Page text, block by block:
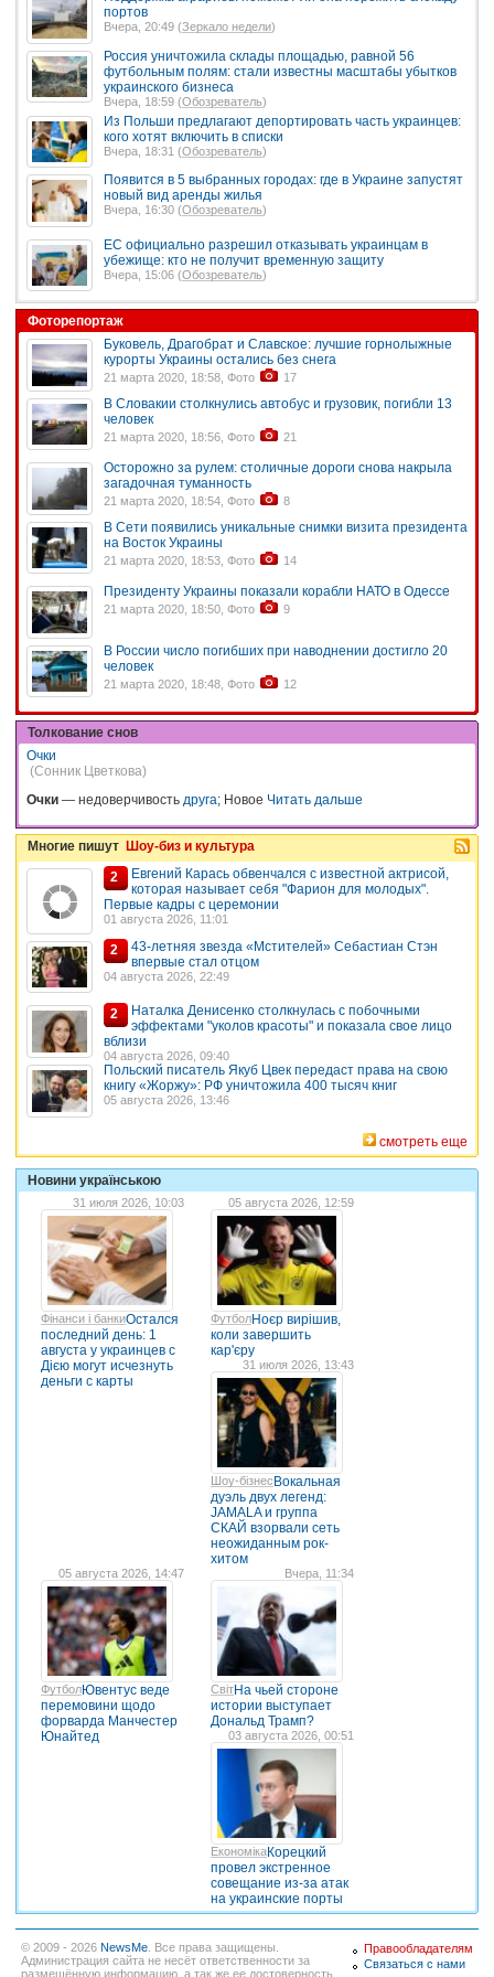
портов
Вчера, 20:49 (Зеркало недели)
Россия уничтожила склады площадью, равной 56
футбольным полям: стали известны масштабы убытков
украинского бизнеса
Вчера, 18:59 (Обозреватель)
Из Польши предлагают депортировать часть украинцев:
кого хотят включить в списки
Вчера, 18:31 (Обозреватель)
Появится в 5 выбранных городах: где в Украине запустят
новый вид аренды жилья
Вчера, 16:30 (Обозреватель)
ЕС официально разрешил отказывать украинцам в
убежище: кто не получит временную защиту
Вчера, 15:06 (Обозреватель)
Фоторепортаж
Буковель, Драгобрат и Славское: лучшие горнолыжные
курорты Украины остались без снега
21 марта 2020, 18:58, Фото 17
В Словакии столкнулись автобус и грузовик, погибли 13
человек
21 марта 2020, 18:56, Фото 21
Осторожно за рулем: столичные дороги снова накрыла
загадочная туманность
21 марта 2020, 18:54, Фото 8
В Сети появились уникальные снимки визита президента
на Восток Украины
21 марта 2020, 18:53, Фото 14
Президенту Украины показали корабли НАТО в Одессе
21 марта 2020, 18:50, Фото 9
В России число погибших при наводнении достигло 20
человек
21 марта 2020, 18:48, Фото 12
Толкование снов
Очки
(Сонник Цветкова)
Очки — недоверчивость друга; Новое Читать дальше
Многие пишут Шоу-биз и культура
2
Евгений Карась обвенчался с известной актрисой,
которая называет себя "Фарион для молодых".
Первые кадры с церемонии
01 августа 2026, 11:01
2
43-летняя звезда «Мстителей» Себастиан Стэн
впервые стал отцом
04 августа 2026, 22:49
2
Наталка Денисенко столкнулась с побочными
эффектами "уколов красоты" и показала свое лицо
вблизи
04 августа 2026, 09:40
Польский писатель Якуб Цвек передаст права на свою
книгу «Жоржу»: РФ уничтожила 400 тысяч книг
05 августа 2026, 13:46
смотреть еще
Новини українською
31 июля 2026, 10:03
Фінанси і банкиОстался
последний день: 1
августа у украинцев с
Дією могут исчезнуть
деньги с карты
05 августа 2026, 12:59
ФутболНоєр вирішив,
коли завершить
кар'єру
31 июля 2026, 13:43
Шоу-бізнесВокальная
дуэль двух легенд:
JAMALA и группа
СКАЙ взорвали сеть
неожиданным рок-
хитом
05 августа 2026, 14:47
ФутболЮвентус веде
перемовини щодо
форварда Манчестер
Юнайтед
Вчера, 11:34
СвітНа чьей стороне
истории выступает
Дональд Трамп?
03 августа 2026, 00:51
ЕкономікаКорецкий
провел экстренное
совещание из-за атак
на украинские порты
© 2009 - 2026 NewsMe . Все права защищены.
Администрация сайта не несёт ответственности за
размещённую информацию, а так же ее достоверность.
Правообладателям
Связаться с нами